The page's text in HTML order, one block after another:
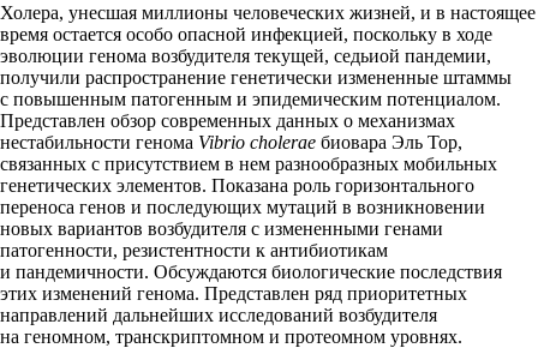
Холера, унесшая миллионы человеческих жизней, и в настоящее
время остается особо опасной инфекцией, поскольку в ходе
эволюции генома возбудителя текущей, седьиой пандемии,
получили распространение генетически измененные штаммы
с повышенным патогенным и эпидемическим потенциалом.
Представлен обзор современных данных о механизмах
нестабильности генома Vibrio cholerae биовара Эль Тор,
связанных с присутствием в нем разнообразных мобильных
генетических элементов. Показана роль горизонтального
переноса генов и последующих мутаций в возникновении
новых вариантов возбудителя с измененными генами
патогенности, резистентности к антибиотикам
и пандемичности. Обсуждаются биологические последствия
этих изменений генома. Представлен ряд приоритетных
направлений дальнейших исследований возбудителя
на геномном, транскриптомном и протеомном уровнях.